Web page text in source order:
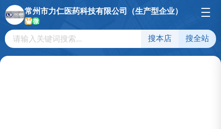
常州市力仁医药科技有限公司（生产型企业）
微
搜本店 搜全站